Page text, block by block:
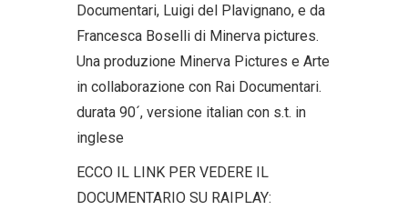
Documentari, Luigi del Plavignano, e da
Francesca Boselli di Minerva pictures.
Una produzione Minerva Pictures e Arte
in collaborazione con Rai Documentari.
durata 90´, versione italian con s.t. in
inglese
ECCO IL LINK PER VEDERE IL
DOCUMENTARIO SU RAIPLAY: